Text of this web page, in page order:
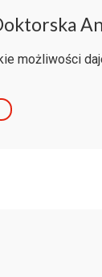
możliwości